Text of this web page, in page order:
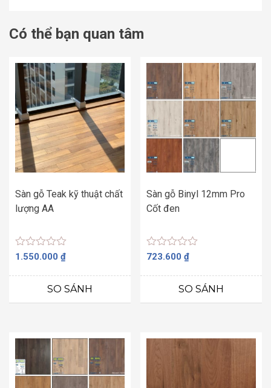
Có thể bạn quan tâm
Sàn gỗ Teak kỹ thuật chất
lượng AA
Được
hạng
sao
1.550.000 ₫
SO SÁNH
Sàn gỗ Binyl 12mm Pro
Cốt đen
Được
hạng
sao
723.600₫
SO SÁNH